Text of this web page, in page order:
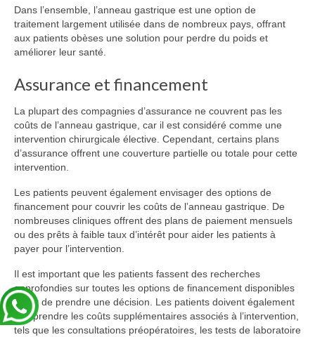
Dans l’ensemble, l’anneau gastrique est une option de
traitement largement utilisée dans de nombreux pays, offrant
aux patients obèses une solution pour perdre du poids et
améliorer leur santé.
Assurance et financement
La plupart des compagnies d’assurance ne couvrent pas les
coûts de l’anneau gastrique, car il est considéré comme une
intervention chirurgicale élective. Cependant, certains plans
d’assurance offrent une couverture partielle ou totale pour cette
intervention.
Les patients peuvent également envisager des options de
financement pour couvrir les coûts de l’anneau gastrique. De
nombreuses cliniques offrent des plans de paiement mensuels
ou des prêts à faible taux d’intérêt pour aider les patients à
payer pour l’intervention.
Il est important que les patients fassent des recherches
approfondies sur toutes les options de financement disponibles
avant de prendre une décision. Les patients doivent également
comprendre les coûts supplémentaires associés à l’intervention,
tels que les consultations préopératoires, les tests de laboratoire